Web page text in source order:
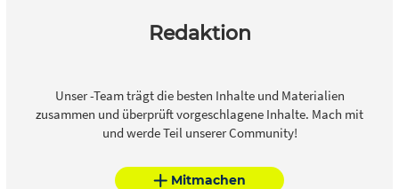
Redaktion
Unser -Team trägt die besten Inhalte und Materialien
zusammen und überprüft vorgeschlagene Inhalte. Mach mit
und werde Teil unserer Community!
Mitmachen